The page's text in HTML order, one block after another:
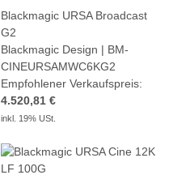
Blackmagic URSA Broadcast
G2
Blackmagic Design | BM-
CINEURSAMWC6KG2
Empfohlener Verkaufspreis:
4.520,81 €
inkl. 19% USt.